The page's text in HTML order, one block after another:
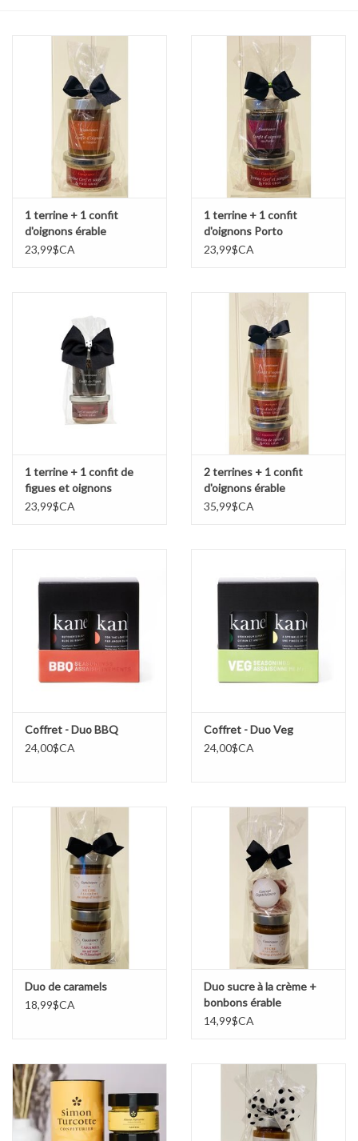
Accessoire Mode
Parfumerie
Papeterie
Déco
Gift cards
1 terrine + 1 confit
d'oignons érable
23,99$CA
1 terrine + 1 confit
d'oignons Porto
23,99$CA
1 terrine + 1 confit de
figues et oignons
23,99$CA
2 terrines + 1 confit
d'oignons érable
35,99$CA
Coffret - Duo BBQ
24,00$CA
Coffret - Duo Veg
24,00$CA
Duo de caramels
18,99$CA
Duo sucre à la crème +
bonbons érable
14,99$CA